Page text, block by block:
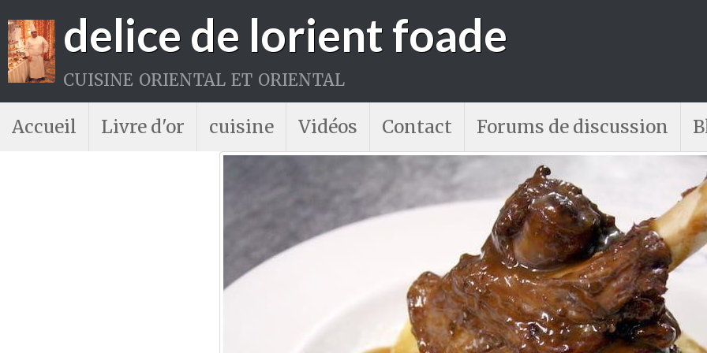
delice de lorient foade
cuisine oriental et oriental
Accueil Livre d'or cuisine Vidéos Contact Forums de discussion